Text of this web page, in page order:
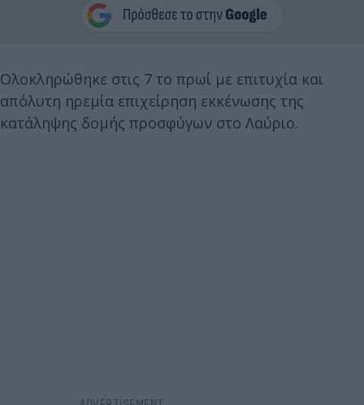
Ολοκληρώθηκε στις 7 το πρωί με επιτυχία και
απόλυτη ηρεμία επιχείρηση εκκένωσης της
κατάληψης δομής προσφύγων στο Λαύριο.